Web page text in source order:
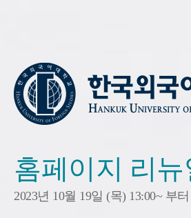
홈페이지 리뉴
2023년 10월 19일 (목) 13:00~ 부